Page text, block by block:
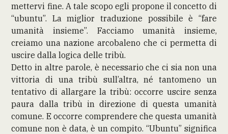
mettervi fine. A tale scopo egli propone il concetto di
“ubuntu”. La miglior traduzione possibile è “fare
umanità insieme”. Facciamo umanità insieme,
creiamo una nazione arcobaleno che ci permetta di
uscire dalla logica delle tribù.
Detto in altre parole, è necessario che ci sia non una
vittoria di una tribù sull’altra, né tantomeno un
tentativo di allargare la tribù: occorre uscire senza
paura dalla tribù in direzione di questa umanità
comune. E occorre comprendere che questa umanità
comune non è data, è un compito. “Ubuntu” significa